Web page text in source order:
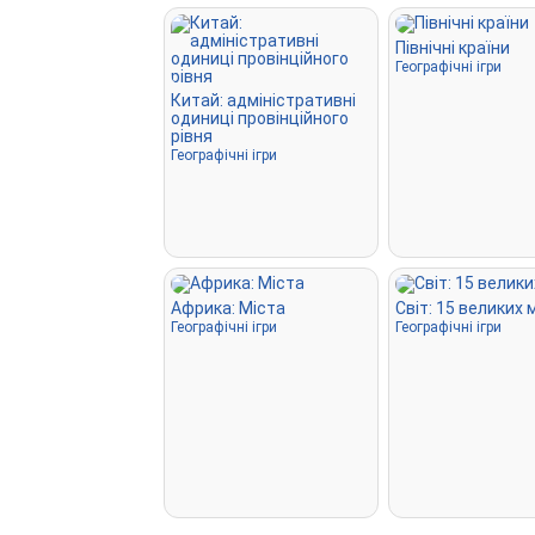
Китай: адміністративні
одиниці провінційного
рівня
Географічні ігри
Північні країни
Географічні ігри
Африка: Міста
Географічні ігри
Світ: 15 великих
Географічні ігри